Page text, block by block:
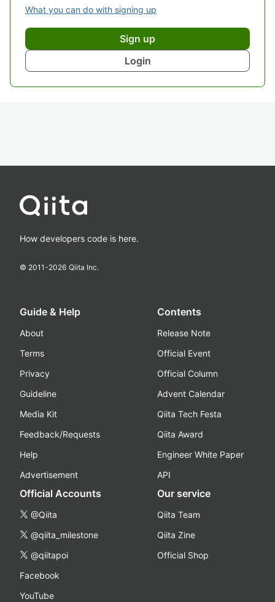
What you can do with signing up
Sign up
Login
How developers code is here.
© 2011-2026 Qiita Inc.
Guide & Help
About
Terms
Privacy
Guideline
Media Kit
Feedback/Requests
Help
Advertisement
Contents
Release Note
Official Event
Official Column
Advent Calendar
Qiita Tech Festa
Qiita Award
Engineer White Paper
API
Official Accounts
@Qiita
@qiita_milestone
@qiitapoi
Facebook
YouTube
Our service
Qiita Team
Qiita Zine
Official Shop